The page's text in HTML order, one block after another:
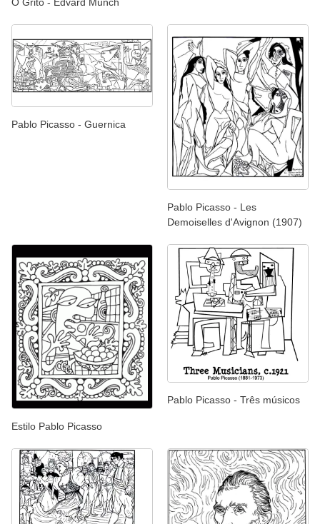
Pablo Picasso - Guernica
Pablo Picasso - Les
Demoiselles d'Avignon (1907)
Estilo Pablo Picasso
Pablo Picasso - Três músicos